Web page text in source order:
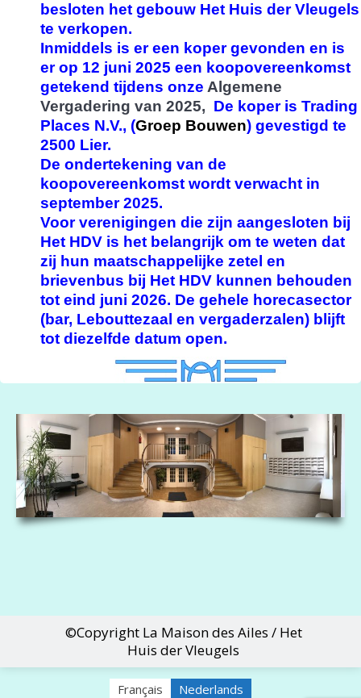
besloten het gebouw Het Huis der Vleugels
te verkopen.
Inmiddels is er een koper gevonden en is
er op 12 juni 2025 een koopovereenkomst
getekend tijdens onze Algemene
Vergadering van 2025, De koper is Trading
Places N.V., (Groep Bouwen) gevestigd te
2500 Lier.
De ondertekening van de
koopovereenkomst wordt verwacht in
september 2025.
Voor verenigingen die zijn aangesloten bij
Het HDV is het belangrijk om te weten dat
zij hun maatschappelijke zetel en
brievenbus bij Het HDV kunnen behouden
tot eind juni 2026. De gehele horecasector
(bar, Lebouttezaal en vergaderzalen) blijft
tot diezelfde datum open.
©Copyright La Maison des Ailes / Het
Huis der Vleugels
Français Nederlands